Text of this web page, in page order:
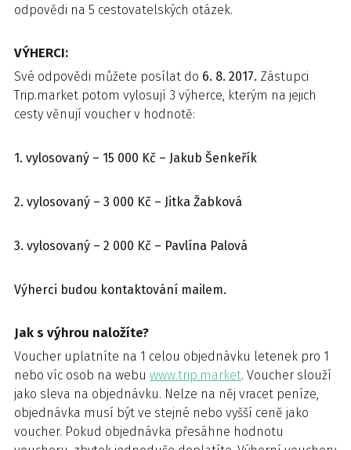
odpovědi na 5 cestovatelských otázek.
VÝHERCI:
Své odpovědi můžete posílat do 6. 8. 2017. Zástupci
Trip.market potom vylosují 3 výherce, kterým na jejich
cesty věnují voucher v hodnotě:
1. vylosovaný – 15 000 Kč – Jakub Šenkeřík
2. vylosovaný – 3 000 Kč – Jitka Žabková
3. vylosovaný – 2 000 Kč – Pavlína Palová
Výherci budou kontaktování mailem.
Jak s výhrou naložíte?
Voucher uplatníte na 1 celou objednávku letenek pro 1
nebo víc osob na webu www.trip.market. Voucher slouží
jako sleva na objednávku. Nelze na něj vracet peníze,
objednávka musí být ve stejné nebo vyšší ceně jako
voucher. Pokud objednávka přesáhne hodnotu